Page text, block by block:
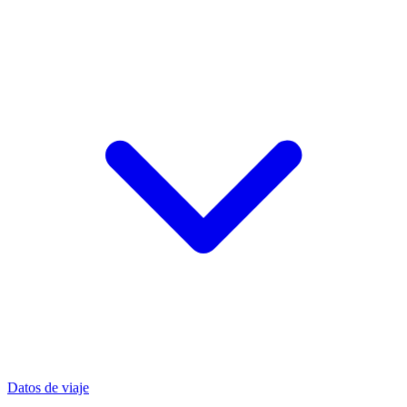
Datos de viaje